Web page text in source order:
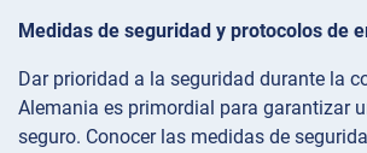
Medidas de seguridad y protocolos de
Dar prioridad a la seguridad durante la
Alemania es primordial para garantizar
seguro. Conocer las medidas de